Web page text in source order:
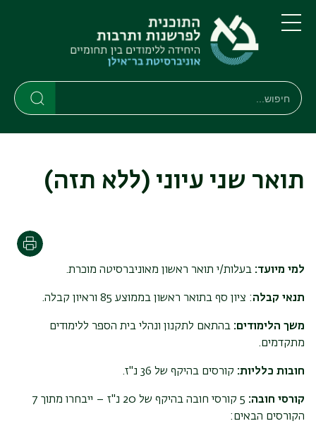
לתוכן
העיקרי
לתפריט
ניווט
ראשי
תפריט
חיפוש
חיפוש
תואר שני עיוני (ללא תזה)
למי מיועד: בעלות/י תואר ראשון מאוניברסיטה מוכרת.
תנאי קבלה: ציון סף בתואר ראשון בממוצע 85 וראיון קבלה.
משך הלימודים: בהתאם לתקנון ונהלי בית הספר ללימודים
מתקדמים.
חובות כלליות: קורסים בהיקף של 36 נ"ז.
קורסי חובה:
5 קורסי חובה בהיקף של 20 נ"ז – ייבחרו מתוך 7
הקורסים הבאים: